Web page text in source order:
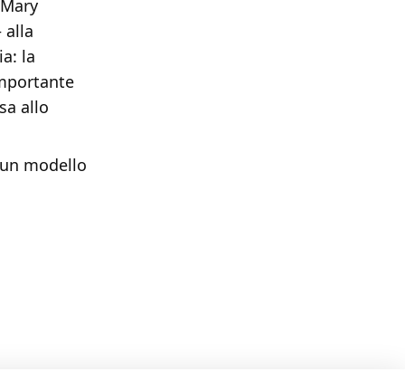
alla
la
allo
modello